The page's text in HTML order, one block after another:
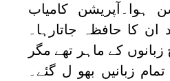
ہوا۔آپریشن کامیاب
کا حافظہ جاتارہا۔
کے ماہر تھے مگر
زبانیں بھو ل گئے۔